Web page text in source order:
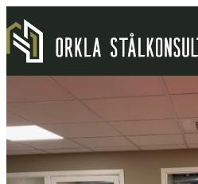
Hopp
til
innhold